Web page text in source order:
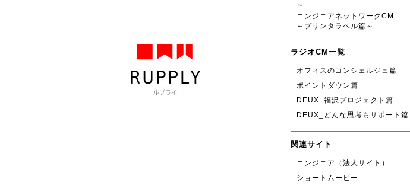
～
ニンジニアネットワークCM
～プリンタラベル篇～
ラジオCM一覧
オフィスのコンシェルジュ篇
ポイントダウン篇
DEUX_福沢プロジェクト篇
DEUX_どんな思考もサポート篇
関連サイト
ニンジニア（法人サイト）
ショートムービー